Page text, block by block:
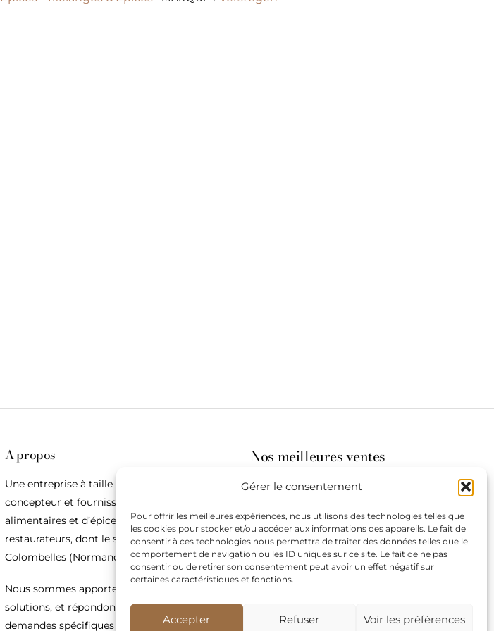
Gérer le consentement
Pour offrir les meilleures expériences, nous utilisons des technologies telles que
les cookies pour stocker et/ou accéder aux informations des appareils. Le fait de
consentir à ces technologies nous permettra de traiter des données telles que le
comportement de navigation ou les ID uniques sur ce site. Le fait de ne pas
consentir ou de retirer son consentement peut avoir un effet négatif sur
certaines caractéristiques et fonctions.
Accepter Refuser Voir les préférences
A propos
Une entreprise à taille humaine,
concepteur et fournisseur de produits
alimentaires et d’épices pour les
restaurateurs, dont le siège social est à
Colombelles (Normandie).
Nous sommes apporteurs d’idées, de
solutions, et répondons présents pour les
demandes spécifiques des restaurateurs.
Nos meilleures ventes